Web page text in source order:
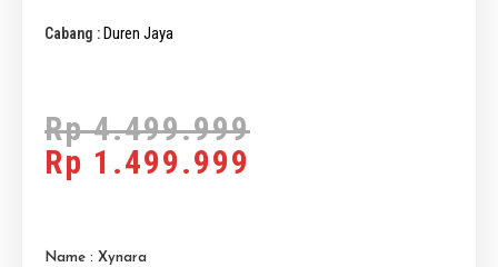
Cabang : Duren Jaya
Rp4.499.999
Rp 1.499.999
Name : Xynara